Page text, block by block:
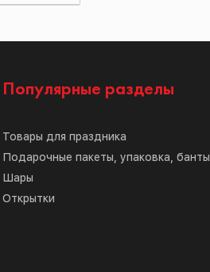
Популярные разделы
Товары для праздника
Подарочные пакеты, упаковка, банты
Шары
Открытки